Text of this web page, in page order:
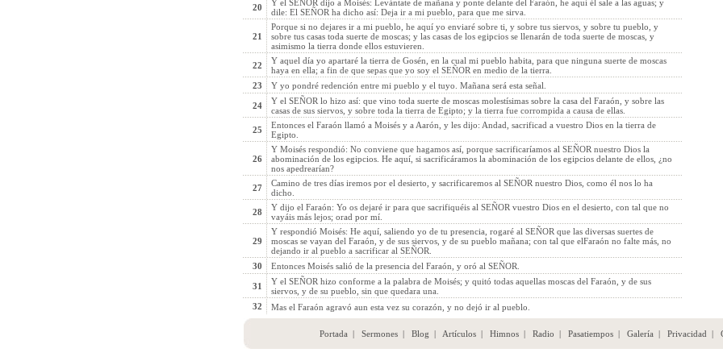
20
Y el SEÑOR dijo a Moisés: Levántate de mañana y ponte delante del Faraón, he aquí él sale a las aguas; y
dile: El SEÑOR ha dicho así: Deja ir a mi pueblo, para que me sirva.
21
Porque si no dejares ir a mi pueblo, he aquí yo enviaré sobre ti, y sobre tus siervos, y sobre tu pueblo, y
sobre tus casas toda suerte de moscas; y las casas de los egipcios se llenarán de toda suerte de moscas, y
asimismo la tierra donde ellos estuvieren.
22
Y aquel día yo apartaré la tierra de Gosén, en la cual mi pueblo habita, para que ninguna suerte de moscas
haya en ella; a fin de que sepas que yo soy el SEÑOR en medio de la tierra.
23
Y yo pondré redención entre mi pueblo y el tuyo. Mañana será esta señal.
24
Y el SEÑOR lo hizo así: que vino toda suerte de moscas molestísimas sobre la casa del Faraón, y sobre las
casas de sus siervos, y sobre toda la tierra de Egipto; y la tierra fue corrompida a causa de ellas.
25
Entonces el Faraón llamó a Moisés y a Aarón, y les dijo: Andad, sacrificad a vuestro Dios en la tierra de
Egipto.
26
Y Moisés respondió: No conviene que hagamos así, porque sacrificaríamos al SEÑOR nuestro Dios la
abominación de los egipcios. He aquí, si sacrificáramos la abominación de los egipcios delante de ellos, ¿no
nos apedrearían?
27
Camino de tres días iremos por el desierto, y sacrificaremos al SEÑOR nuestro Dios, como él nos lo ha
dicho.
28
Y dijo el Faraón: Yo os dejaré ir para que sacrifiquéis al SEÑOR vuestro Dios en el desierto, con tal que no
vayáis más lejos; orad por mí.
29
Y respondió Moisés: He aquí, saliendo yo de tu presencia, rogaré al SEÑOR que las diversas suertes de
moscas se vayan del Faraón, y de sus siervos, y de su pueblo mañana; con tal que elFaraón no falte más, no
dejando ir al pueblo a sacrificar al SEÑOR.
30
Entonces Moisés salió de la presencia del Faraón, y oró al SEÑOR.
31
Y el SEÑOR hizo conforme a la palabra de Moisés; y quitó todas aquellas moscas del Faraón, y de sus
siervos, y de su pueblo, sin que quedara una.
32
Mas el Faraón agravó aun esta vez su corazón, y no dejó ir al pueblo.
Portada | Sermones| Blog | Artículos| Himnos| Radio | Pasatiempos| Galería | Privacidad |